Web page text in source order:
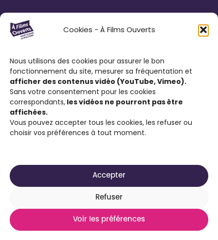
Cookies - À Films Ouverts
Nous utilisons des cookies pour assurer le bon
fonctionnement du site, mesurer sa fréquentation et
afficher des contenus vidéo (YouTube, Vimeo).
Sans votre consentement pour les cookies
correspondants, les vidéos ne pourront pas être
affichées.
Vous pouvez accepter tous les cookies, les refuser ou
choisir vos préférences à tout moment.
Accepter
Refuser
Voir les préférences
Le Festival À Films Ouverts et ses
partenaires associatifs proposent à son
Courts Métrages antiraciste favorisant
l’expression citoyenne ; de visionner des
films engagés contre le racisme et d’ouvrir
la discussion sur cette thématique.
2025-2026 Site réalisé parMédia Animation ASBL
pour son projet À Films Ouverts